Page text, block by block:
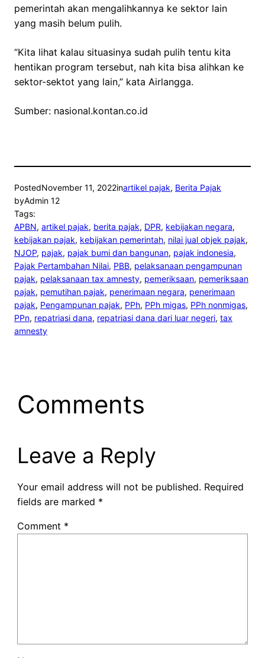
pemerintah akan mengalihkannya ke sektor lain
yang masih belum pulih.
“Kita lihat kalau situasinya sudah pulih tentu kita
hentikan program tersebut, nah kita bisa alihkan ke
sektor-sektot yang lain,” kata Airlangga.
Sumber: nasional.kontan.co.id
PostedNovember 11, 2022inartikel pajak, Berita Pajak
byAdmin 12
Tags:
APBN, artikel pajak, berita pajak, DPR, kebijakan negara
kebijakan pajak, kebijakan pemerintah, nilai jual objek pajak
NJOP, pajak, pajak bumi dan bangunan, pajak indonesia
Pajak Pertambahan Nilai, PBB, pelaksanaan pengampunan
pajak, pelaksanaan tax amnesty, pemeriksaan, pemeriksaan
pajak, pemutihan pajak, penerimaan negara, penerimaan
pajak, Pengampunan pajak, PPh, PPh migas, PPh nonmigas
PPn, repatriasi dana, repatriasi dana dari luar negeri, tax
amnesty
Comments
Leave a Reply
Your email address will not be published. Required
fields are marked *
Comment *